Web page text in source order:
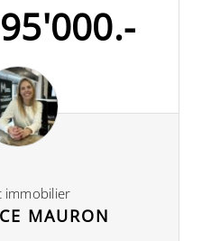
immobilier
MAURON